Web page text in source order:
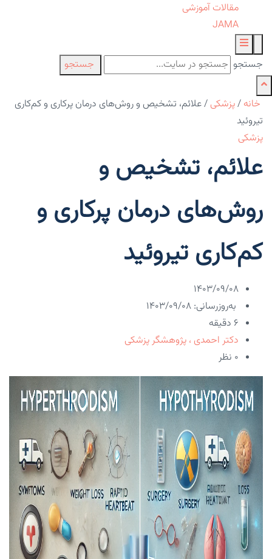
مقالات آموزشی
JAMA
جستجو جستجو
خانه /پزشکی /علائم، تشخیص و روش‌های درمان پرکاری و کم‌کاری
تیروئید
پزشکی
علائم، تشخیص و
روش‌های درمان پرکاری و
کم‌کاری تیروئید
۱۴۰۳/۰۹/۰۸
به‌روزرسانی: ۱۴۰۳/۰۹/۰۸
6 دقیقه
دکتر احمدی ، پژوهشگر پزشکی
۰ نظر